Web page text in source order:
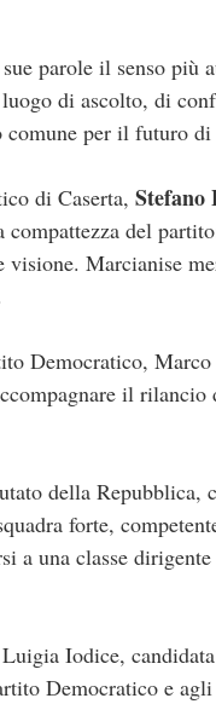
parole il senso più
luogo di ascolto, di
per il futuro
di Caserta,
del
visione. Marcianise
Democratico,
il
della Repubblica,
forte,
a una classe dirigente
Iodice,
Democratico e